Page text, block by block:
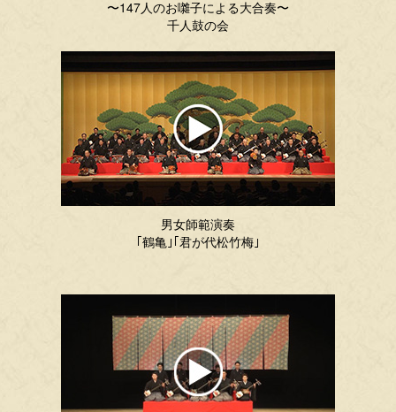
〜147人のお囃子による大合奏〜
千人鼓の会
男女師範演奏
｢鶴亀｣｢君が代松竹梅｣